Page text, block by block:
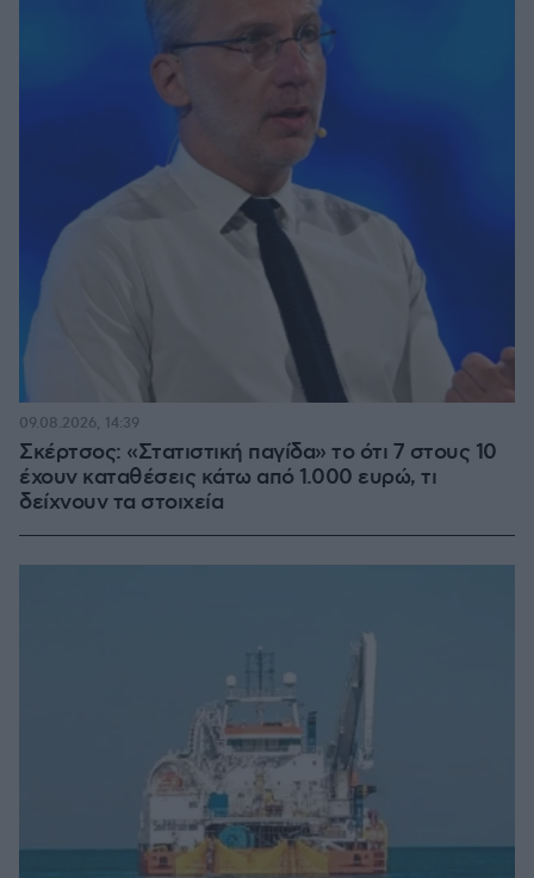
Σκέρτσος: «Στατιστική παγίδα» το ότι 7 στους 10
έχουν καταθέσεις κάτω από 1.000 ευρώ, τι
δείχνουν τα στοιχεία
09.08.2026, 14:39